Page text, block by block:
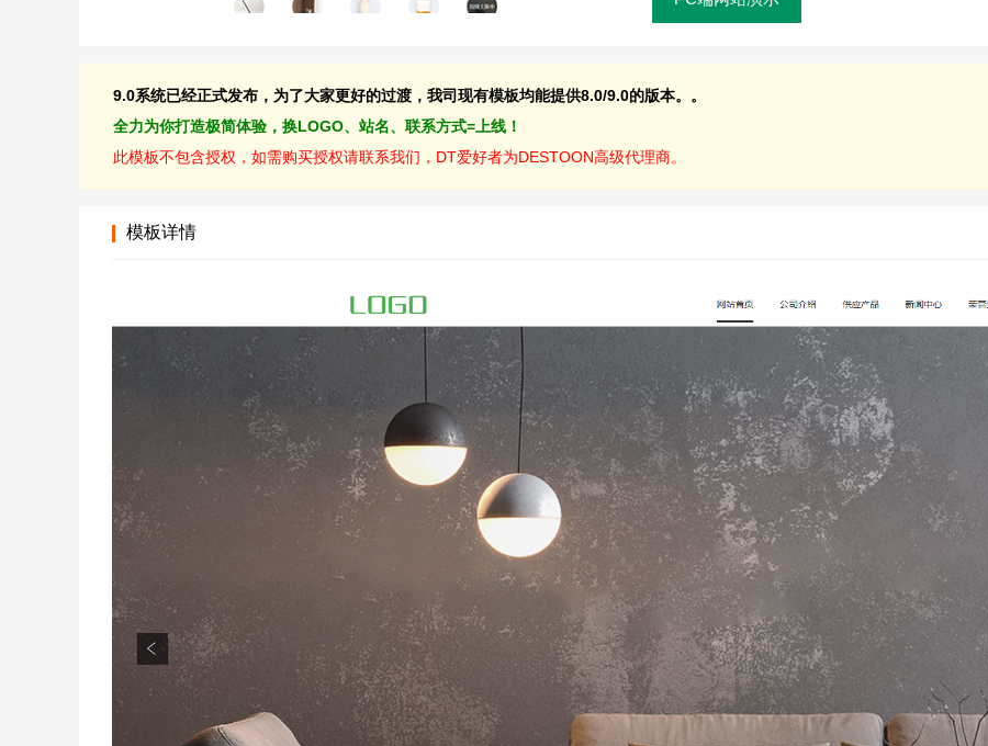
9.0系统已经正式发布，为了大家更好的过渡，我司现有模板均能提供8.0/9.0的版本。。
全力为你打造极简体验，换LOGO、站名、联系方式=上线！
此模板不包含授权，如需购买授权请联系我们，DT爱好者为DESTOON高级代理商。
模板详情